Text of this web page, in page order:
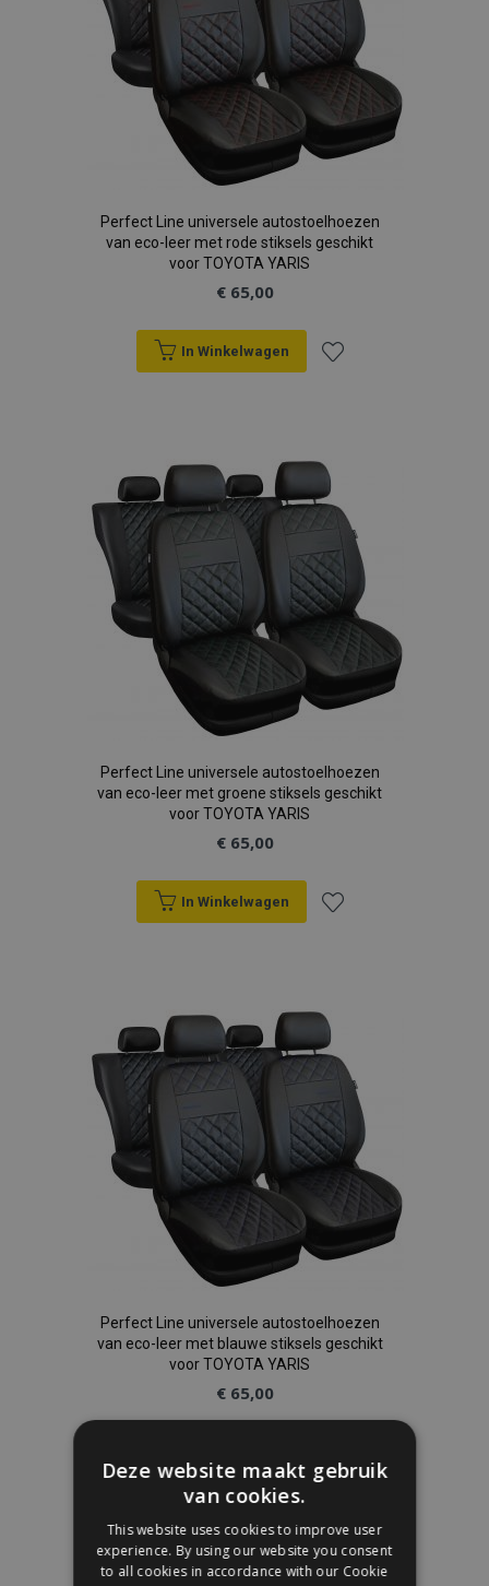
Perfect Line universele autostoelhoezen
van eco-leer met rode stiksels geschikt
voor TOYOTA YARIS
€ 65,00
In Winkelwagen
aan
verlanglijst
Perfect Line universele autostoelhoezen
van eco-leer met groene stiksels geschikt
voor TOYOTA YARIS
€ 65,00
In Winkelwagen
aan
verlanglijst
Perfect Line universele autostoelhoezen
van eco-leer met blauwe stiksels geschikt
voor TOYOTA YARIS
€ 65,00
toe
aan
Deze website maakt gebruik
van cookies.
This website uses cookies to improve user
experience. By using our website you consent
to all cookies in accordance with our Cookie